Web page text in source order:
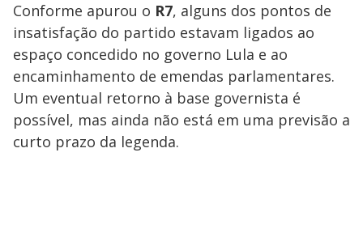
Conforme apurou o R7, alguns dos pontos de
insatisfação do partido estavam ligados ao
espaço concedido no governo Lula e ao
encaminhamento de emendas parlamentares.
Um eventual retorno à base governista é
possível, mas ainda não está em uma previsão a
curto prazo da legenda.